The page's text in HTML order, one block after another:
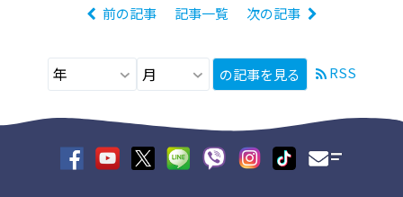
前の記事 記事一覧 次の記事
の記事を見る RSS